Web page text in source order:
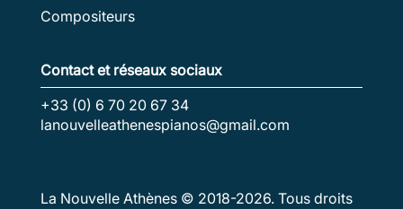
Compositeurs
Contact et réseaux sociaux
+33 (0) 6 70 20 67 34
lanouvelleathenespianos@gmail.com
La Nouvelle Athènes © 2018-2026. Tous droits